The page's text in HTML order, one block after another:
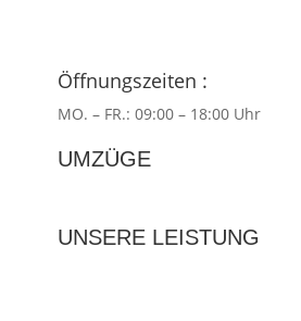
Öffnungszeiten :
MO. – FR.: 09:00 – 18:00 Uhr
UMZÜGE
UNSERE LEISTUNG